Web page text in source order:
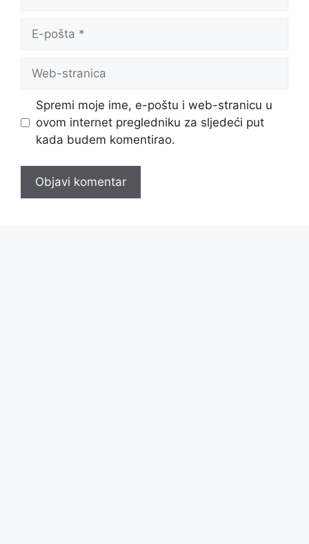
pošta
stranica
Spremi moje ime, e-poštu i web-stranicu u
ovom internet pregledniku za sljedeći put
kada budem komentirao.